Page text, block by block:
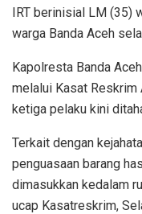
IRT berinisial LM (35)
warga Banda Aceh
Kapolresta Banda
melalui Kasat Reskrim
ketiga pelaku kini
Terkait dengan
penguasaan barang
dimasukkan kedalam
ucap Kasatreskrim,